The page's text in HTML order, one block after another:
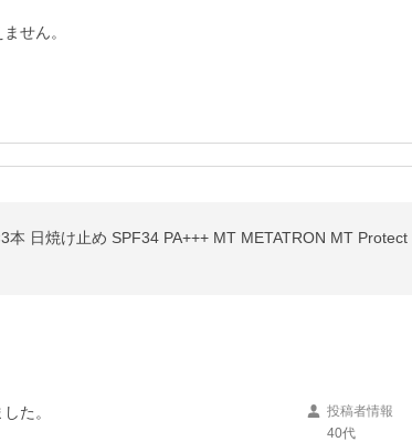
せん。
日焼け止め SPF34 PA+++ MT METATRON MT
た。
投稿者情報
40代